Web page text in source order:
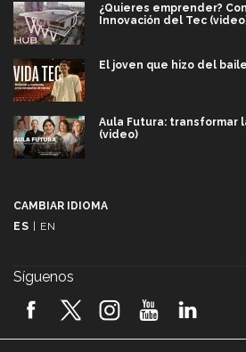
¿Quieres emprender?
Innovación del Tec
El joven que hizo del
Aula Futura: transformar
(video)
2026! (video)
CAMBIAR IDIOMA
ES
EN
Síguenos